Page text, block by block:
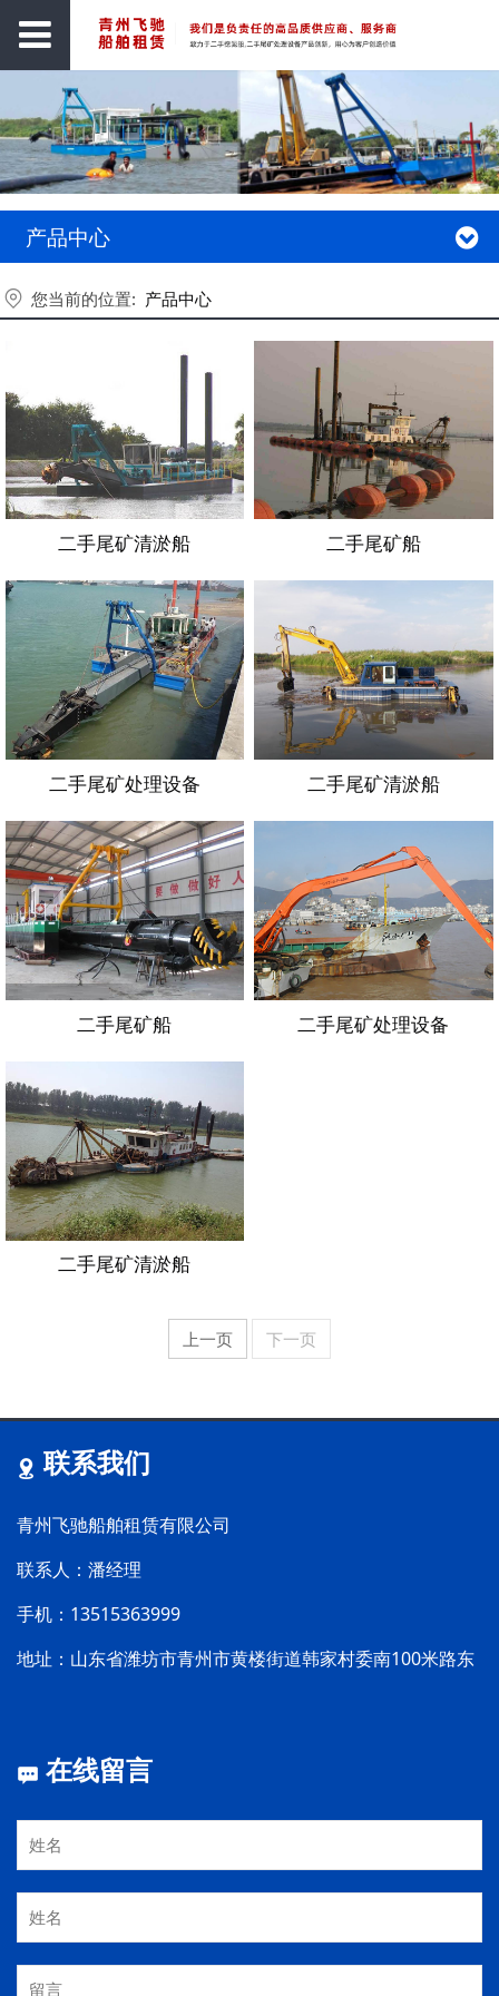
产品中心
您当前的位置: 产品中心
二手尾矿清淤船 二手尾矿船
二手尾矿处理设备 二手尾矿清淤船
二手尾矿船 二手尾矿处理设备
二手尾矿清淤船
上一页 下一页
联系我们
青州飞驰船舶租赁有限公司
联系人：潘经理
手机：13515363999
地址：山东省潍坊市青州市黄楼街道韩家村委南100米路东
在线留言